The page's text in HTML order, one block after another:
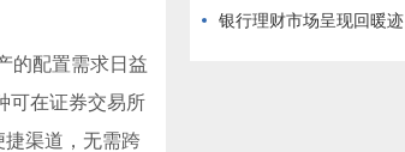
的配置需求日益
可在证券交易所
捷渠道，无需跨
银行理财市场呈现回暖迹